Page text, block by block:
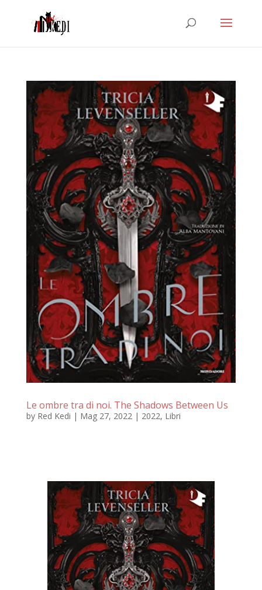
Le ombre tra di noi. The Shadows Between Us
by Red Kedi | Mag 27, 2022| 2022, Libri